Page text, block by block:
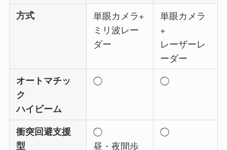
方式
単眼カメラ+
ミリ波レー
ダー
単眼カメラ
+
レーザーレ
ーダー
オートマチッ
ク
ハイビーム
◯ ◯
衝突回避支援
型
◯
昼・夜間歩
◯